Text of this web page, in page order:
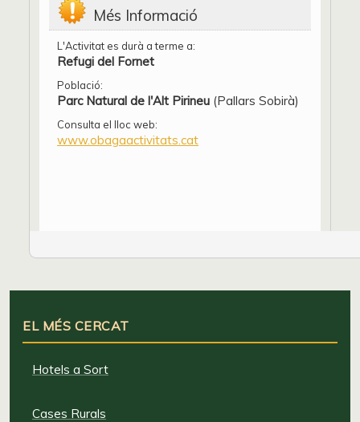
Més Informació
L'Activitat es durà a terme a:
Refugi del Fornet
Població:
Parc Natural de l'Alt Pirineu (Pallars Sobirà)
Consulta el lloc web:
www.obagaactivitats.cat
EL MÉS CERCAT
Hotels a Sort
Cases Rurals